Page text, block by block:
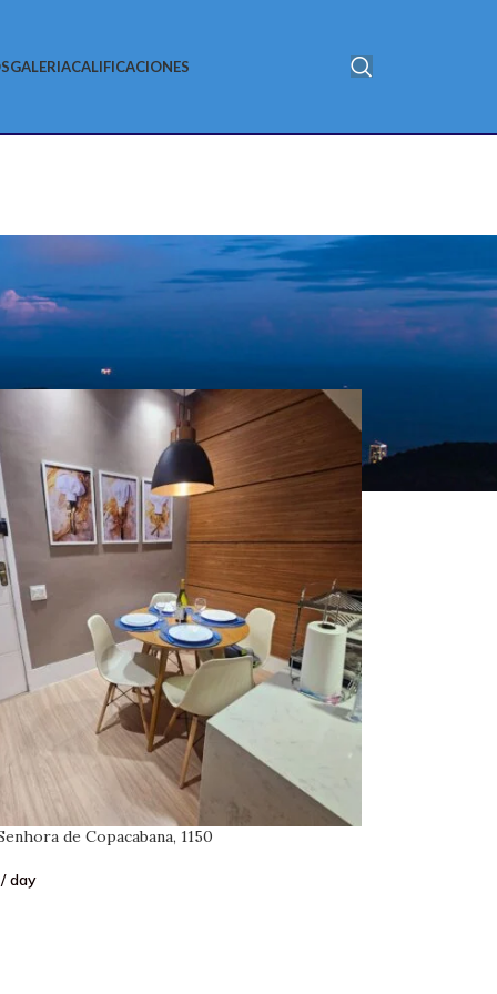
GALERIACALIFICACIONES
18
de Copacabana, 1150
/ day